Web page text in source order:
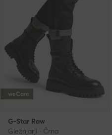
weCare
G-Star Raw
Gležnjarji · Črna